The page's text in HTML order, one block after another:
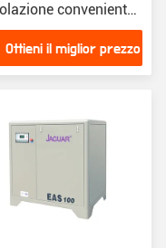
conveniente
online
Ottieni il miglior prezzo